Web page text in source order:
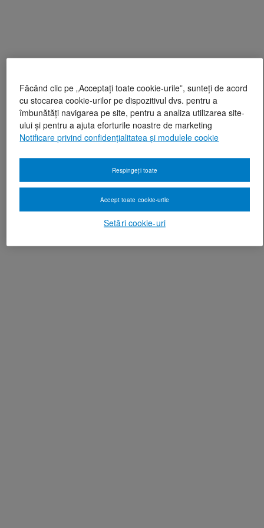
Făcând clic pe „Acceptați toate cookie-urile”, sunteți de acord
cu stocarea cookie-urilor pe dispozitivul dvs. pentru a
îmbunătăți navigarea pe site, pentru a analiza utilizarea site-
ului și pentru a ajuta eforturile noastre de marketing
Notificare privind confidențialitatea și modulele cookie
Setări cookie-uri
Respingeți toate
Accept toate cookie-urile